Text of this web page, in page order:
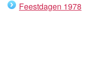
Feestdagen 1978